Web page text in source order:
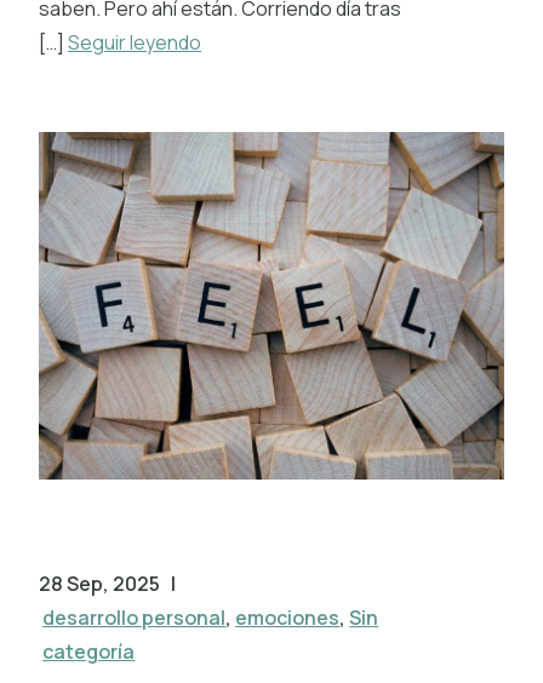
saben. Pero ahí están. Corriendo día tras
[…] Seguir leyendo
28 Sep, 2025 |
desarrollo personal, emociones,Sin
categoría